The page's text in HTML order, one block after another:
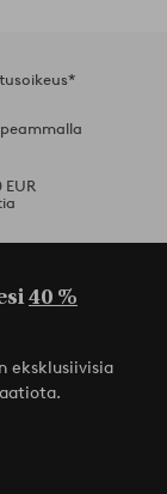
EUR
40 %
eksklusiivisia